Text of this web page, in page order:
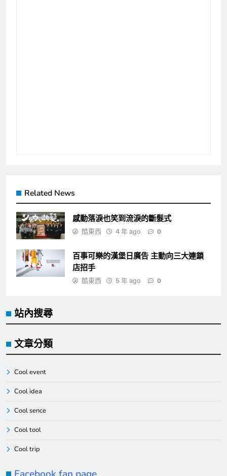
Related News
感動落淚也笑到流淚的斷髮式
酷東西 4 年 ago 0
百事可樂的漢堡日廣告 主動向三大連鎖
店招手
酷東西 5 年 ago 0
站內搜尋
文章分類
Cool event
Cool idea
Cool sence
Cool tool
Cool trip